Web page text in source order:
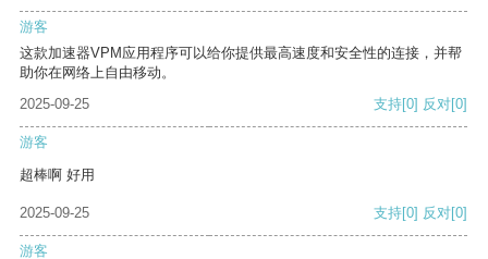
游客
这款加速器VPM应用程序可以给你提供最高速度和安全性的连接，并帮
助你在网络上自由移动。
2025-09-25
支持[0] 反对[0]
游客
超棒啊 好用
2025-09-25 支持[0] 反对[0]
游客